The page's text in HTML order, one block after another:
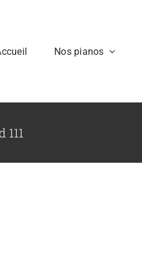
Nos pianos